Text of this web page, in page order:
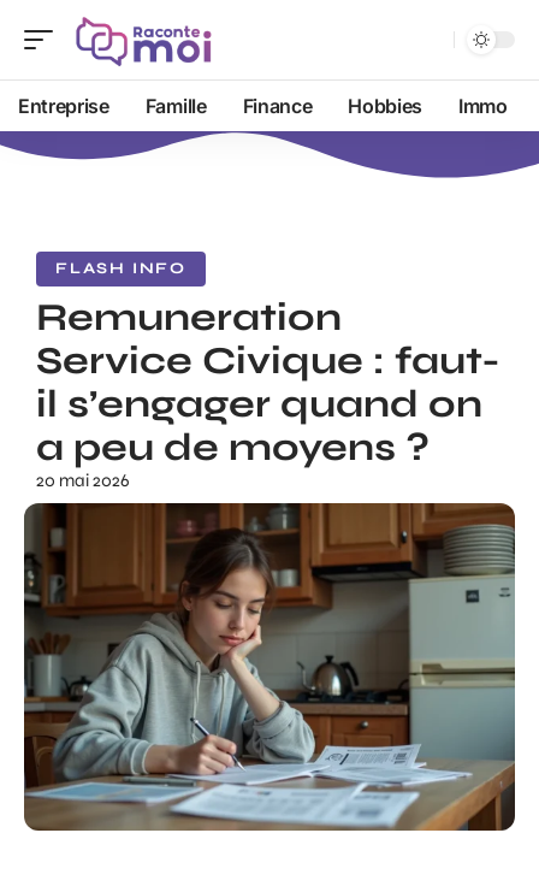
Entreprise Famille Finance Hobbies Immo
FLASH INFO
Remuneration
Service Civique : faut-
il s’engager quand on
a peu de moyens ?
20 mai 2026